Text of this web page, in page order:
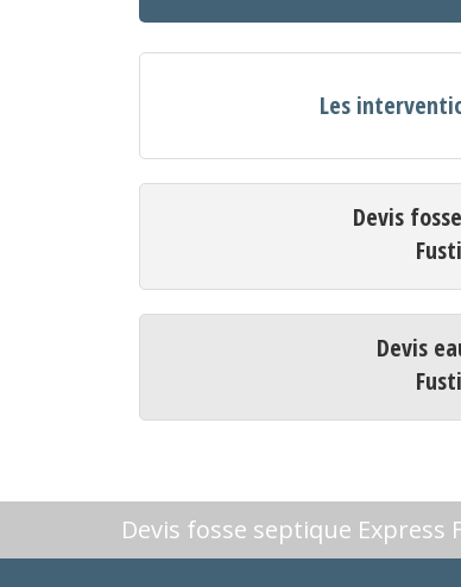
Les
Devis
Devis
Devis fosse septique Express